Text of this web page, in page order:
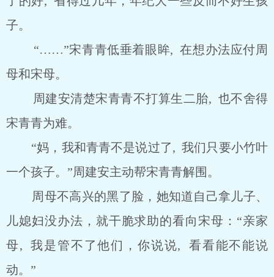
子。
“……”宋青青低垂着眼眸, 在想办法应付周
母和宋母。
周建安清楚宋青青不打算生二胎, 也不舍得
宋青青为难。
“妈，我和青青不是说过了, 我们只要小竹叶
一个孩子。”周建安主动帮宋青青解围。
周母不高兴的黑了脸，她知道自己拿儿子、
儿媳妇没办法，就干脆求助的看向宋母：“亲家
母, 我是管不了他们，你说说, 看看能不能说
动。”